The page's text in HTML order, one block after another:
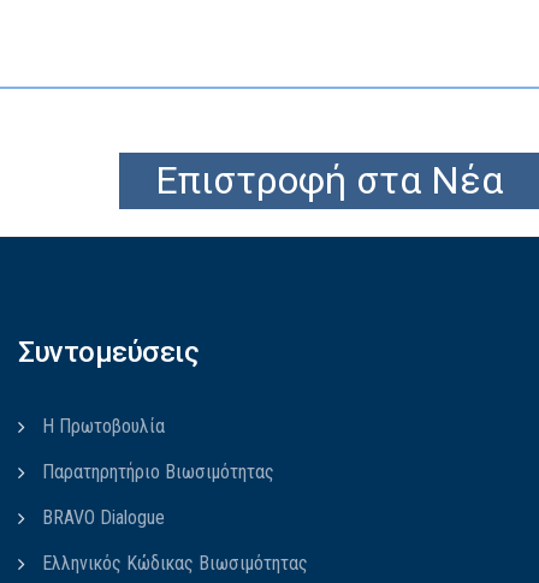
Επιστροφή στα Νέα
Συντομεύσεις
Η Πρωτοβουλία
Παρατηρητήριο Βιωσιμότητας
BRAVO Dialogue
Ελληνικός Κώδικας Βιωσιμότητας